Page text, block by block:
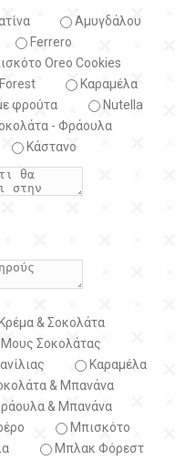
Αμυγδάλου
Ferrero
Oreo Cookies
Kαραμέλα
φρούτα
Nutella
- Φράουλα
Κάστανο
& Σοκολάτα
Μους Σοκολάτας
Καραμέλα
& Μπανάνα
& Μπανάνα
Μπισκότο
Μπλακ Φόρεστ